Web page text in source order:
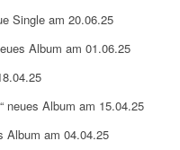
Single am 20.06.25
Album am 01.06.25
neues Album am 15.04.25
Album am 04.04.25